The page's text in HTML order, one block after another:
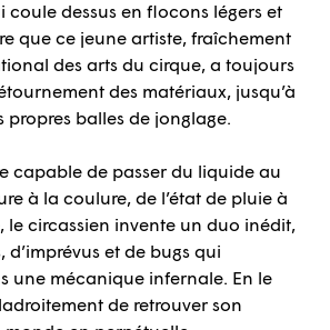
coule dessus en flocons légers et
que ce jeune artiste, fraîchement
des arts du cirque, a toujours
des matériaux, jusqu’à
propres balles de jonglage.
capable de passer du liquide au
à la coulure, de l’état de pluie à
le circassien invente un duo inédit,
d’imprévus et de bugs qui
une mécanique infernale. En le
de retrouver son